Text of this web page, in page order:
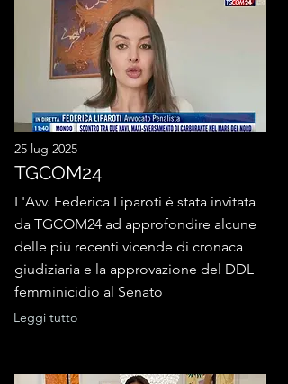
25 lug 2025
TGCOM24
L'Avv. Federica Liparoti è stata invitata
da TGCOM24 ad approfondire alcune
delle più recenti vicende di cronaca
giudiziaria e la approvazione del DDL
femminicidio al Senato
Leggi tutto